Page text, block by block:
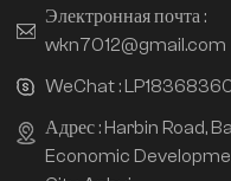
Электронная почта :
wkn7012@gmail.com
WeChat :
Адрес : Harbin Road,
Economic